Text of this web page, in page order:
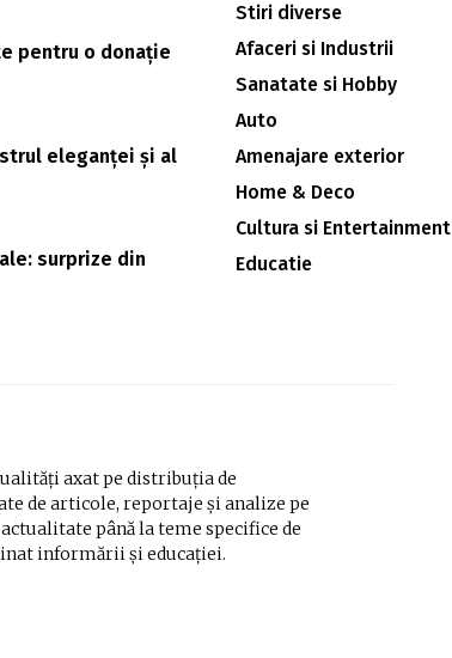
pentru o donație
eleganței și al
surprize din
Stiri diverse
Afaceri si Industrii
Sanatate si Hobby
Auto
Amenajare exterior
Home & Deco
Cultura si Entertainment
Educatie
axat pe distribuția de
de articole, reportaje și analize pe
până la teme specifice de
informării și educației.